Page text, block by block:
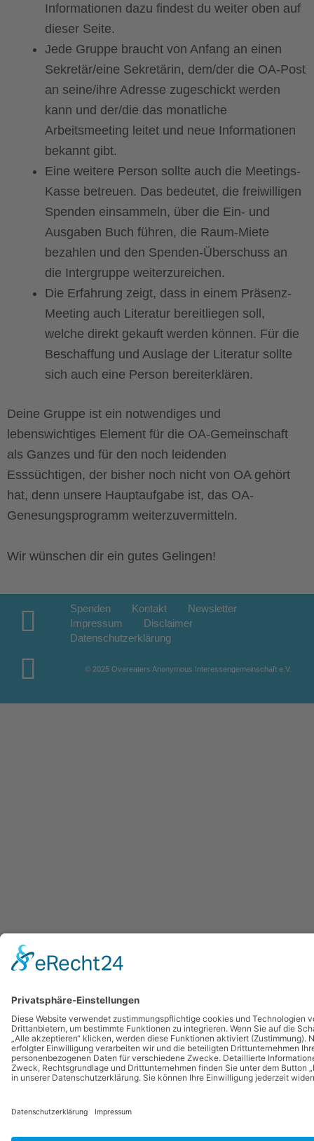
Informationen dazu findest du weiter oben auf
dieser Seite.
Jede Gruppe braucht von Anfang an einen
Sekretär/eine Sekretärin, dem/der die OA-Post
an seine/ihre Adresse zugeschickt werden
kann und der/die das monatliche
Arbeitsmeeting leitet und neue Informationen
bekannt gibt.
Eine weitere Person sollte auch die Meetings-
Kasse betreuen. Das bedeutet, die freiwilligen
Spenden einsammeln, über die Ein- und
Ausgaben Buch führen, die Raum-Miete
bezahlen und den Spenden-Überschuss an
die Intergruppe weiterzureichen.
Die Erfahrung zeigt, dass in einem Präsenz-
Meeting auch Literatur bereitliegen soll,
welche direkt gekauft werden können. Für die
Beschaffung und Auslage der Literatur sollte
sich auch eine Person bereiterklären.
Deine Gruppe ist ein notwendiges und
lebenswichtiges Element für die OA-Gemeinschaft
als Ganzes und für den noch leidenden
Esssüchtigen, der bisher noch nicht von OA gehört
hat, denn unsere Hauptaufgabe ist, das OA-
Genesungsprogramm weiterzuvermitteln.
Wir wünschen dir ein gutes Gelingen!
Spenden Kontakt
Newsletter
Impressum
Disclaimer
Datenschutzerklärung
© 2025 Overeaters Anonymous Interessengemeinschaft e.V.